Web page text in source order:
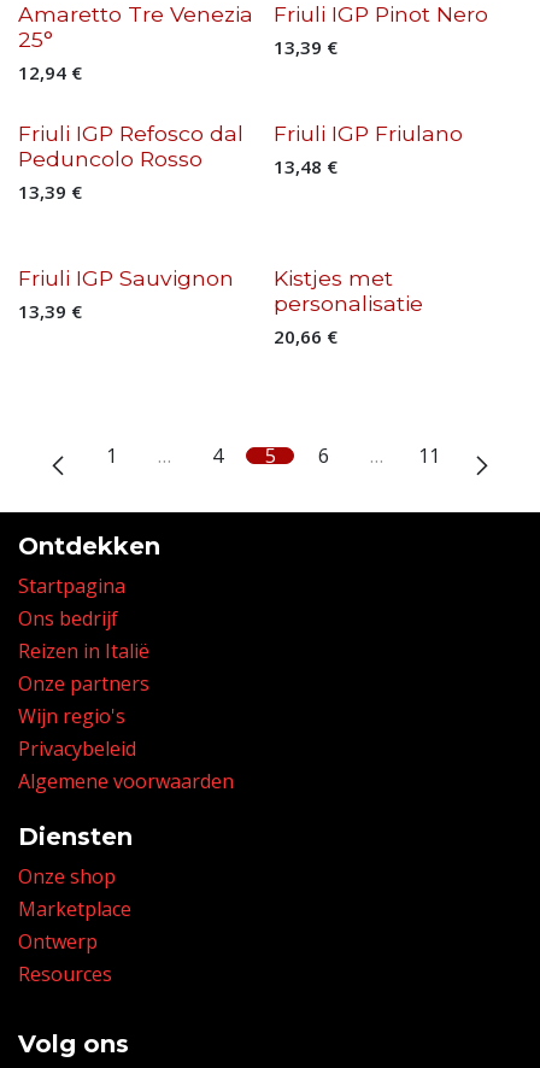
Amaretto Tre Venezia
25°
12,94 €
Friuli IGP Pinot Nero
13,39 €
Friuli IGP Refosco dal
Peduncolo Rosso
13,39 €
Friuli IGP Friulano
13,48 €
Friuli IGP Sauvignon
13,39 €
Kistjes met
personalisatie
20,66 €
1 … 4 5 6 … 11
Ontdekken
Startpagina
Ons bedrijf
Reizen in Italië
Onze partners
Wijn regio's
Privacybeleid
Algemene voorwaarden
Diensten
Onze shop
Marketplace
Ontwerp
Resources
Volg ons